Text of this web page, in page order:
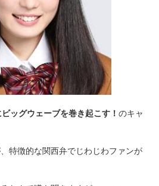
ッグウェーブを巻き起こす！のキャ
特徴的な関西弁でじわじわファンが